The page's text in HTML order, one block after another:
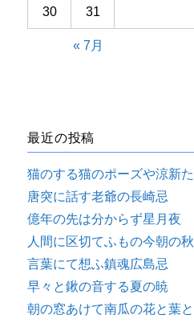
30 31
« 7月
最近の投稿
猫のする猫のポーズや涼新た
唐突に話す老爺の長崎忌
億年の先は分からず星月夜
人間に区切てふもの今朝の秋
言葉にて想ふ鎮魂広島忌
早々と鍬の音する夏の暁
朝の窓あけて南瓜の花と葉と